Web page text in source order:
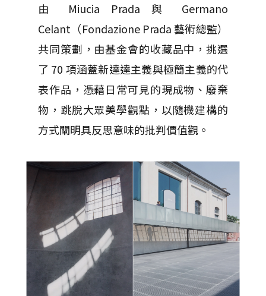
由 Miucia Prada 與 Germano
Celant（Fondazione Prada 藝術總監）
共同策劃，由基金會的收藏品中，挑選
了 70 項涵蓋新達達主義與極簡主義的代
表作品，憑藉日常可見的現成物、廢棄
物，跳脫大眾美學觀點，以隨機建構的
方式闡明具反思意味的批判價值觀。